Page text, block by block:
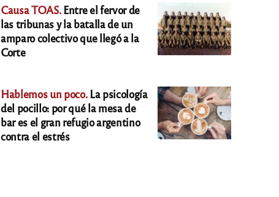
Causa TOAS.Entre el fervor de
las tribunas y la batalla de un
amparo colectivo que llegó a la
Corte
Hablemos un poco.La psicología
del pocillo: por qué la mesa de
bar es el gran refugio argentino
contra el estrés